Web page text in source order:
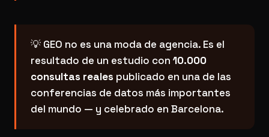
💡 GEO no es una moda de agencia. Es el
resultado de un estudio con 10.000
consultas reales publicado en una de las
conferencias de datos más importantes
del mundo — y celebrado en Barcelona.